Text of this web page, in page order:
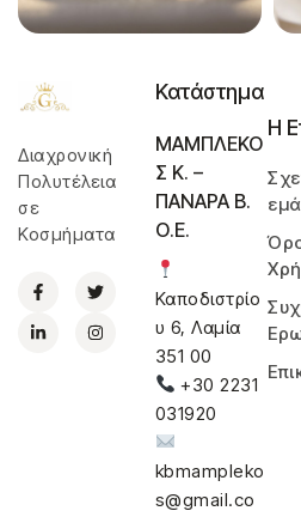
Διαχρονική
Πολυτέλεια
σε
Κοσμήματα
Η
Κατάστημα
ΜΑΜΠΛΕΚΟ
Σ Κ. –
ΠΑΝΑΡΑ Β.
Ο.Ε.
Καποδιστρίο
υ 6, Λαμία
351 00
+30 2231
031920
kbmampleko
s@gmail.co